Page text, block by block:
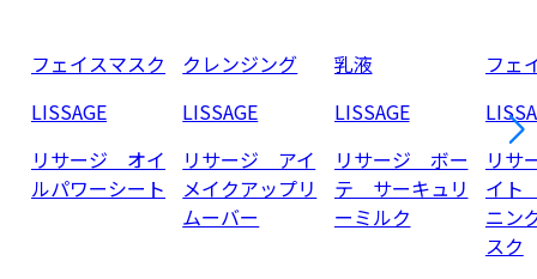
フェイスマスク
LISSAGE
リサージ オイ
ルパワーシート
クレンジング
LISSAGE
リサージ アイ
メイクアップリ
ムーバー
乳液
LISSAGE
リサージ ボー
テ サーキュリ
ーミルク
フェ
リサ
イト
ニン
スク